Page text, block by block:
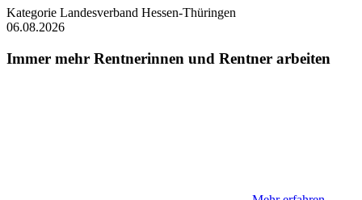
Kategorie Landesverband Hessen-Thüringen
06.08.2026
Immer mehr Rentnerinnen und Rentner arbeiten